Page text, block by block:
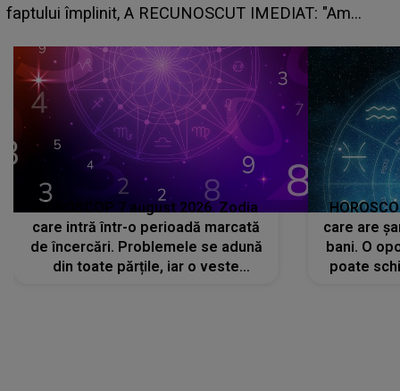
planurile peste cap
HOROSCOP 7 august 2026. Zodia
care intră într-o perioadă marcată
de încercări. Problemele se adună
din toate părțile, iar o veste
care are
bani. O
poate